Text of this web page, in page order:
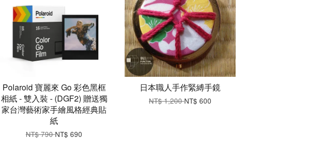
Polaroid 寶麗來 Go 彩色黑框
相紙 - 雙入裝 - (DGF2) 贈送獨
家台灣藝術家手繪風格經典貼
紙
NT$ 790NT$ 690
日本職人手作緊縛手鏡
NT$ 1,200NT$ 600